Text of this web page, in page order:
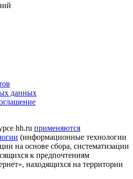
данных
hh.ru применяются
(информационные технологии
на основе сбора, систематизации
к предпочтениям
находящихся на территории